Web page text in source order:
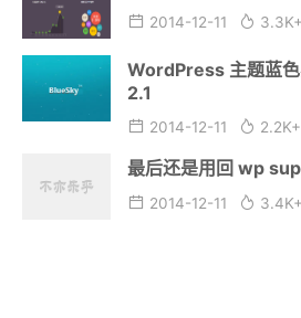
2014-12-11 3.3K+
WordPress 主题蓝
2.1
2014-12-11 2.2K+
最后还是用回 wp
2014-12-11 3.4K+